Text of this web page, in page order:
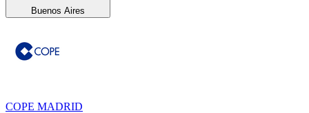
Buenos Aires
COPE MADRID